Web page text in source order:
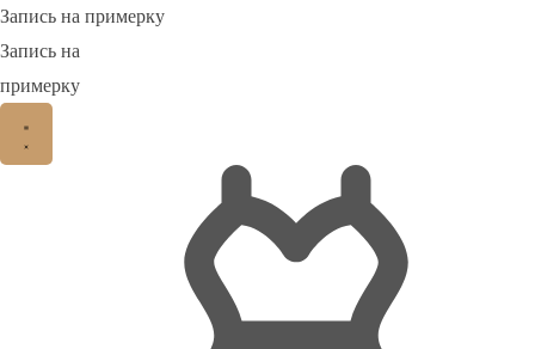
Запись на примерку
Запись на
примерку